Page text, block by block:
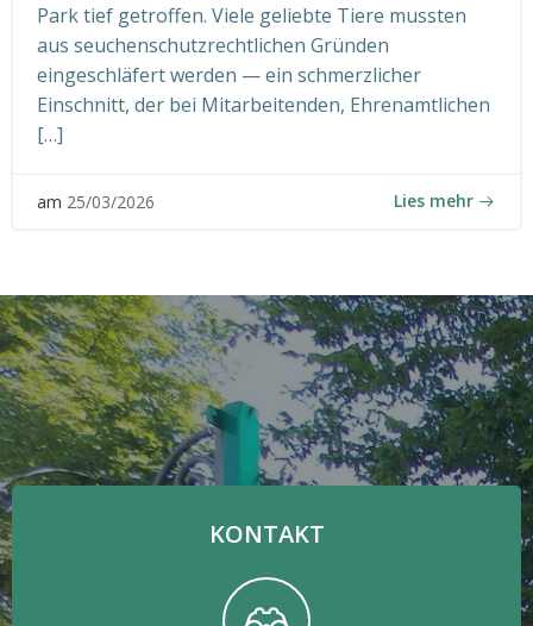
Park tief getroffen. Viele geliebte Tiere mussten
aus seuchenschutzrechtlichen Gründen
eingeschläfert werden — ein schmerzlicher
Einschnitt, der bei Mitarbeitenden, Ehrenamtlichen
[…]
am 25/03/2026 Lies mehr
KONTAKT